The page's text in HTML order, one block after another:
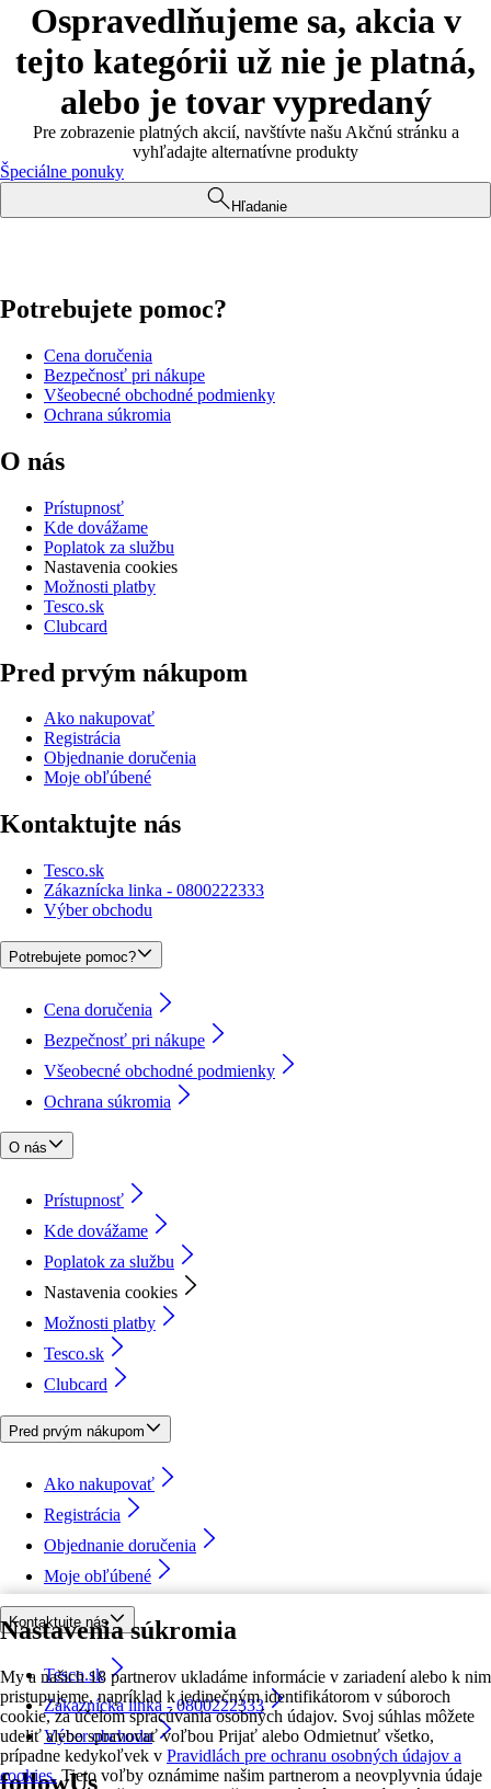
Nastavenia súkromia
My a našich 18 partnerov ukladáme informácie v zariadení alebo k nim
pristupujeme, napríklad k jedinečným identifikátorom v súboroch
cookie, za účelom spracúvania osobných údajov. Svoj súhlas môžete
udeliť alebo spravovať voľbou Prijať alebo Odmietnuť všetko,
prípadne kedykoľvek v Pravidlách pre ochranu osobných údajov a
cookies. Tieto voľby oznámime našim partnerom a neovplyvnia údaje
Ospravedlňujeme sa, akcia v
tejto kategórii už nie je platná,
alebo je tovar vypredaný
Pre zobrazenie platných akcií, navštívte našu Akčnú stránku a
vyhľadajte alternatívne produkty
Špeciálne ponuky
Hľadanie
Potrebujete pomoc?
Cena doručenia
Bezpečnosť pri nákupe
Všeobecné obchodné podmienky
Ochrana súkromia
O nás
Prístupnosť
Kde dovážame
Poplatok za službu
Nastavenia cookies
Možnosti platby
Tesco.sk
Clubcard
Pred prvým nákupom
Ako nakupovať
Registrácia
Objednanie doručenia
Moje obľúbené
Kontaktujte nás
Tesco.sk
Zákaznícka linka - 0800222333
Výber obchodu
Potrebujete pomoc?
Cena doručenia
Bezpečnosť pri nákupe
Všeobecné obchodné podmienky
Ochrana súkromia
O nás
Prístupnosť
Kde dovážame
Poplatok za službu
Nastavenia cookies
Možnosti platby
Tesco.sk
Clubcard
Pred prvým nákupom
Ako nakupovať
Registrácia
Objednanie doručenia
Moje obľúbené
Kontaktujte nás
Tesco.sk
Zákaznícka linka - 0800222333
Výber obchodu
followUs